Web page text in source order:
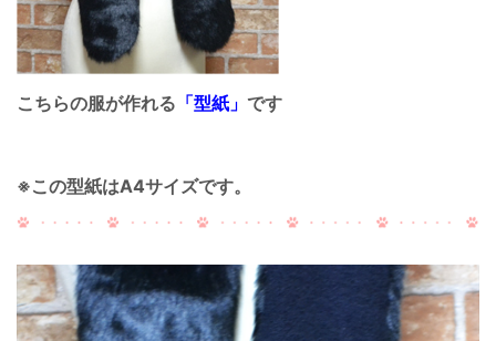
こちらの服が作れる 「型紙」 です
※この型紙はA4サイズです。